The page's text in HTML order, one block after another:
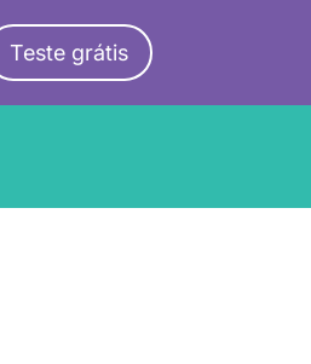
Teste grátis